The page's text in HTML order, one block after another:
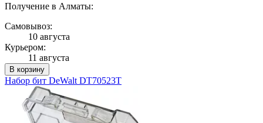
Получение в Алматы:
Самовывоз:
10 августа
Курьером:
11 августа
В корзину
Набор бит DeWalt DT70523T